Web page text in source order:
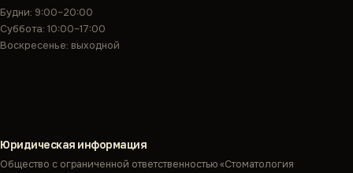
Будни: 9:00–20:00
Суббота: 10:00–17:00
Воскресенье: выходной
Юридическая информация
Общество с ограниченной ответственностью «Стоматология